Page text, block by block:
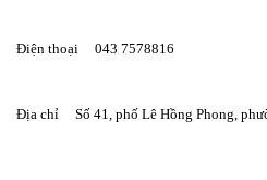
Điện thoại     043 7578816
Địa chỉ     Số 41, phố Lê Hồng Phong,